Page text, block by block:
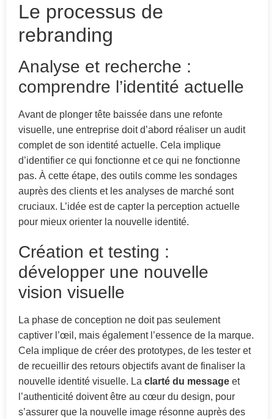
Le processus de
rebranding
Analyse et recherche :
comprendre l’identité actuelle
Avant de plonger tête baissée dans une refonte
visuelle, une entreprise doit d’abord réaliser un audit
complet de son identité actuelle. Cela implique
d’identifier ce qui fonctionne et ce qui ne fonctionne
pas. À cette étape, des outils comme les sondages
auprès des clients et les analyses de marché sont
cruciaux. L’idée est de capter la perception actuelle
pour mieux orienter la nouvelle identité.
Création et testing :
développer une nouvelle
vision visuelle
La phase de conception ne doit pas seulement
captiver l’œil, mais également l’essence de la marque.
Cela implique de créer des prototypes, de les tester et
de recueillir des retours objectifs avant de finaliser la
nouvelle identité visuelle. La clarté du message et
l’authenticité doivent être au cœur du design, pour
s’assurer que la nouvelle image résonne auprès des